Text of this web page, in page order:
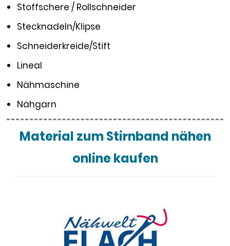
Stoffschere / Rollschneider
Stecknadeln/Klipse
Schneiderkreide/Stift
Lineal
Nähmaschine
Nähgarn
Material zum Stirnband nähen
online kaufen